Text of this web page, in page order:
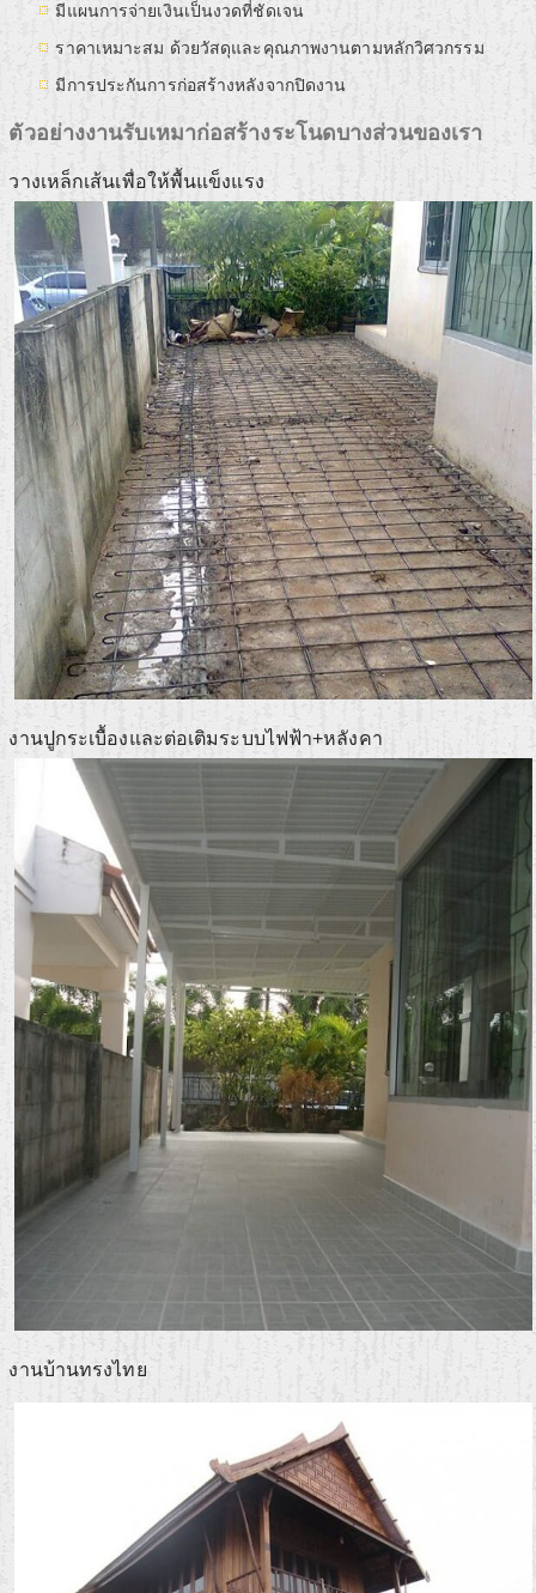
มีแผนการจ่ายเงินเป็นงวดที่ชัดเจน
ราคาเหมาะสม ด้วยวัสดุและคุณภาพงานตามหลักวิศวกรรม
มีการประกันการก่อสร้างหลังจากปิดงาน
ตัวอย่างงานรับเหมาก่อสร้างระโนดบางส่วนของเรา
วางเหล็กเส้นเพื่อให้พื้นแข็งแรง
งานปูกระเบื้องและต่อเติมระบบไฟฟ้า+หลังคา
งานบ้านทรงไทย